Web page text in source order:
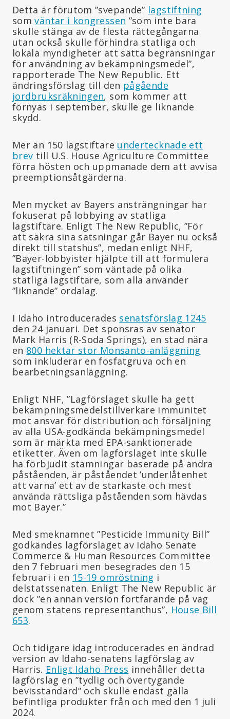
Detta är förutom ”svepande” lagstiftning
somväntar i kongressen ”som inte bara
skulle stänga av de flesta rättegångarna
utan också skulle förhindra statliga och
lokala myndigheter att sätta begränsningar
för användning av bekämpningsmedel”,
rapporterade The New Republic. Ett
ändringsförslag till den pågående
jordbruksräkningen, som kommer att
förnyas i september, skulle ge liknande
skydd.
Mer än 150 lagstiftare undertecknade ett
brev till U.S. House Agriculture Committee
förra hösten och uppmanade dem att avvisa
preemptionsåtgärderna.
Men mycket av Bayers ansträngningar har
fokuserat på lobbying av statliga
lagstiftare. Enligt The New Republic, ”För
att säkra sina satsningar går Bayer nu också
direkt till statshus”, medan enligt NHF,
”Bayer-lobbyister hjälpte till att formulera
lagstiftningen” som väntade på olika
statliga lagstiftare, som alla använder
”liknande” ordalag.
I Idaho introducerades senatsförslag 1245
den 24 januari. Det sponsras av senator
Mark Harris (R-Soda Springs), en stad nära
en 800 hektar stor Monsanto-anläggning
som inkluderar en fosfatgruva och en
bearbetningsanläggning.
Enligt NHF, ”Lagförslaget skulle ha gett
bekämpningsmedelstillverkare immunitet
mot ansvar för distribution och försäljning
av alla USA-godkända bekämpningsmedel
som är märkta med EPA-sanktionerade
etiketter. Även om lagförslaget inte skulle
ha förbjudit stämningar baserade på andra
påståenden, är påståendet ’underlåtenhet
att varna’ ett av de starkaste och mest
använda rättsliga påståenden som hävdas
mot Bayer.”
Med smeknamnet ”Pesticide Immunity Bill”
godkändes lagförslaget av Idaho Senate
Commerce & Human Resources Committee
den 7 februari men besegrades den 15
februari i en 15-19 omröstning i
delstatssenaten. Enligt The New Republic är
dock ”en annan version fortfarande på väg
genom statens representanthus”, House Bill
653.
Och tidigare idag introducerades en ändrad
version av Idaho-senatens lagförslag av
Harris. Enligt Idaho Press innehåller detta
lagförslag en ”tydlig och övertygande
bevisstandard” och skulle endast gälla
befintliga produkter från och med den 1 juli
2024.